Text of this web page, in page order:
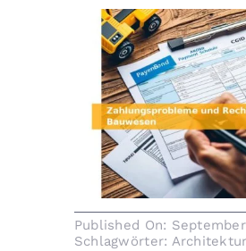
Zahlungsprobleme
Rechtsstreits im
Published On:
Schlagwörter: Architektur